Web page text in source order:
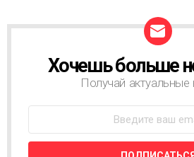
О
Т
Н
Хочешь больше
Получай актуальные